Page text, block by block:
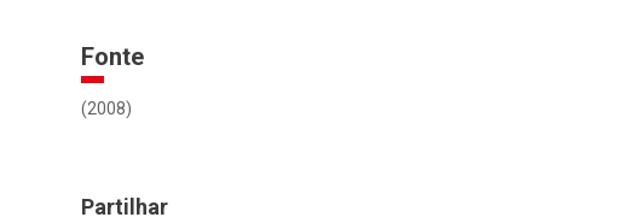
Fonte
(2008)
Partilhar